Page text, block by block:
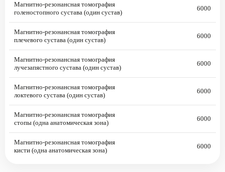
Магнитно-резонансная томография
голеностопного сустава (один сустав)
6000
Магнитно-резонансная томография
плечевого сустава (один сустав)
6000
Магнитно-резонансная томография
лучезапястного сустава (один сустав)
6000
Магнитно-резонансная томография
локтевого сустава (один сустав)
6000
Магнитно-резонансная томография
стопы (одна анатомическая зона)
6000
Магнитно-резонансная томография
кисти (одна анатомическая зона)
6000